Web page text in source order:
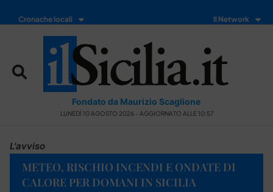
Cronache locali Il Network
Fondato da Maurizio Scaglione
LUNEDÌ 10 AGOSTO 2026 - AGGIORNATO ALLE 10:57
L'avviso
METEO, RISCHIO INCENDI E ONDATE DI
CALORE PER DOMANI IN SICILIA